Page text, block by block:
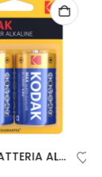
KODAK – BATTERIA ALCALINE MAX D LR20 2 UNITÀ